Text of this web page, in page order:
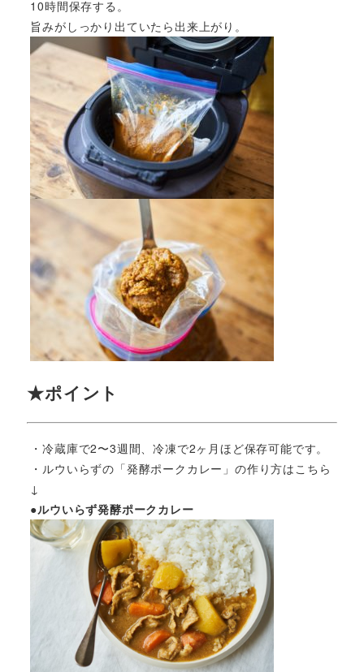
10時間保存する。
旨みがしっかり出ていたら出来上がり。
★ポイント
・冷蔵庫で2〜3週間、冷凍で2ヶ月ほど保存可能です。
・ルウいらずの「発酵ポークカレー」の作り方はこちら
↓
●ルウいらず発酵ポークカレー